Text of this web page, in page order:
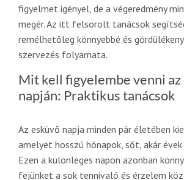
figyelmet igényel, de a végeredmény
megér. Az itt felsorolt tanácsok
remélhetőleg könnyebbé és
szervezés folyamata.
Mit kell figyelembe venni
napján: Praktikus tanácsok
Az esküvő napja minden pár életében
amelyet hosszú hónapok, sőt, akár
Ezen a különleges napon azonban
fejünket a sok tennivaló és érzelem